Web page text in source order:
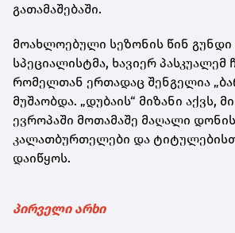
გათამაშებაში.
მოახლოებული სეზონის წინ
სპეციალისტმა, ხავიერ პასკუალემ
რომელთან ერთადაც შენგელია
მუშაობდა. „დუბაის“ მიზანი აქვს,
ევროპაში მოთამაშე მაღალი დონის
კალათბურთელები და
დაიწყოს.
პირველი არხი